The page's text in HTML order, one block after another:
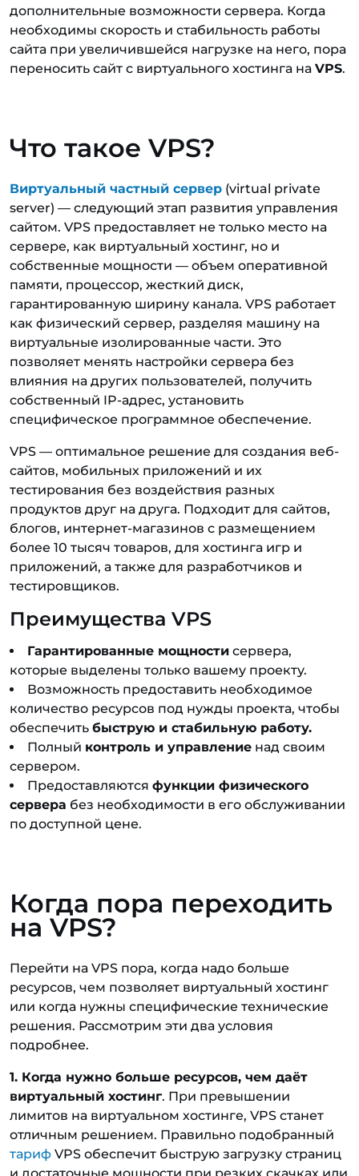
дополнительные возможности сервера. Когда
необходимы скорость и стабильность работы
сайта при увеличившейся нагрузке на него, пора
переносить сайт с виртуального хостинга на VPS.
Что такое VPS?
Виртуальный частный сервер (virtual private
server) — следующий этап развития управления
сайтом. VPS предоставляет не только место на
сервере, как виртуальный хостинг, но и
собственные мощности — объем оперативной
памяти, процессор, жесткий диск,
гарантированную ширину канала. VPS работает
как физический сервер, разделяя машину на
виртуальные изолированные части. Это
позволяет менять настройки сервера без
влияния на других пользователей, получить
собственный IP-адрес, установить
специфическое программное обеспечение.
VPS — оптимальное решение для создания веб-
сайтов, мобильных приложений и их
тестирования без воздействия разных
продуктов друг на друга. Подходит для сайтов,
блогов, интернет-магазинов с размещением
более 10 тысяч товаров, для хостинга игр и
приложений, а также для разработчиков и
тестировщиков.
Преимущества VPS
Гарантированные мощности сервера,
которые выделены только вашему проекту.
Возможность предоставить необходимое
количество ресурсов под нужды проекта, чтобы
обеспечить быструю и стабильную работу.
Полный контроль и управление над своим
сервером.
Предоставляются функции физического
сервера без необходимости в его обслуживании
по доступной цене.
Когда пора переходить
на VPS?
Перейти на VPS пора, когда надо больше
ресурсов, чем позволяет виртуальный хостинг
или когда нужны специфические технические
решения. Рассмотрим эти два условия
подробнее.
1. Когда нужно больше ресурсов, чем даёт
виртуальный хостинг. При превышении
лимитов на виртуальном хостинге, VPS станет
отличным решением. Правильно подобранный
тариф VPS обеспечит быструю загрузку страниц